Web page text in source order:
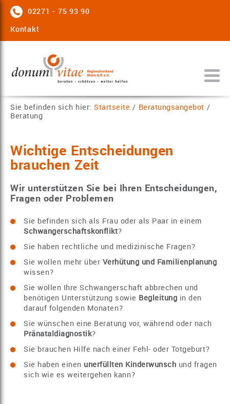
02271 - 75 93 90
Kontakt
Sie befinden sich hier: Startseite / Beratungsangebot /
Beratung
Wichtige Entscheidungen
brauchen Zeit
Wir unterstützen Sie bei Ihren Entscheidungen,
Fragen oder Problemen
Sie befinden sich als Frau oder als Paar in einem
Schwangerschaftskonflikt?
Sie haben rechtliche und medizinische Fragen?
Sie wollen mehr über Verhütung und Familienplanung
wissen?
Sie wollen Ihre Schwangerschaft abbrechen und
benötigen Unterstützung sowie Begleitung in den
darauf folgenden Monaten?
Sie wünschen eine Beratung vor, während oder nach
Pränataldiagnostik?
Sie brauchen Hilfe nach einer Fehl- oder Totgeburt?
Sie haben einen unerfüllten Kinderwunsch und fragen
sich wie es weitergehen kann?